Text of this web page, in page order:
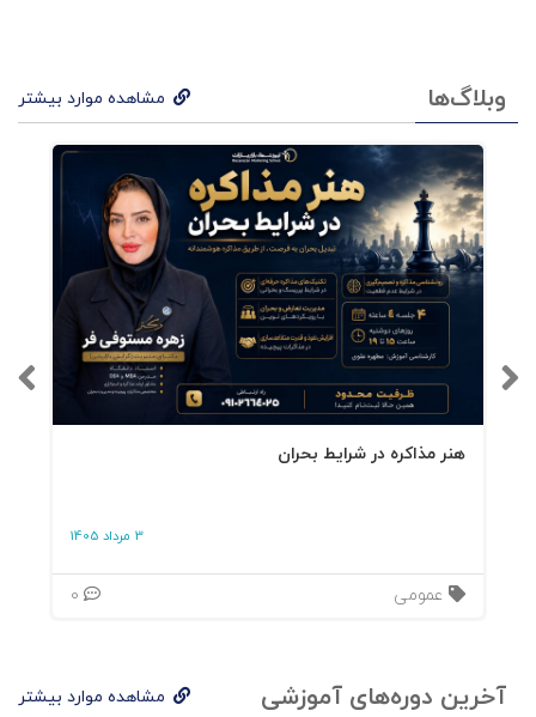
وبلاگ‌ها مشاهده موارد بیشتر
هنر مذاکره در شرایط بحران
3 مرداد 1405
عمومی
آخرین دوره‌های آموزشی مشاهده موارد بیشتر